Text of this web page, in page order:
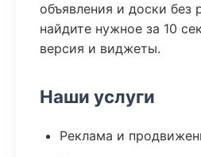
объявления и доски без
найдите нужное за 10
версия и виджеты.
Наши услуги
Реклама и